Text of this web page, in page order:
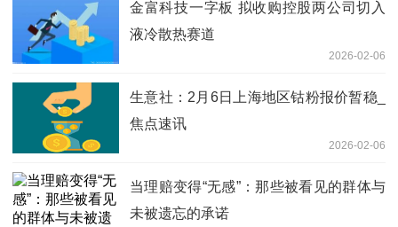
金富科技一字板 拟收购控股两公司切入
液冷散热赛道
2026-02-06
生意社：2月6日上海地区钴粉报价暂稳_
焦点速讯
2026-02-06
当理赔变得“无感”：那些被看见的群体与
未被遗忘的承诺